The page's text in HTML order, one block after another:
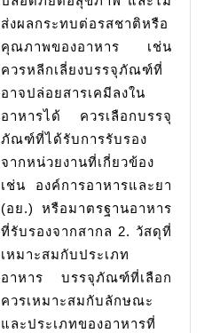
ส่งผลกระทบต่อรสชาติหรือ
คุณภาพของอาหาร เช่น
ควรหลีกเลี่ยงบรรจุภัณฑ์ที่
อาจปล่อยสารเคมีลงใน
อาหารได้ ควรเลือกบรรจุ
ภัณฑ์ที่ได้รับการรับรอง
จากหน่วยงานที่เกี่ยวข้อง
เช่น องค์การอาหารและยา
(อย.) หรือมาตรฐานอาหาร
ที่รับรองจากสากล 2. วัสดุที่
เหมาะสมกับประเภท
อาหาร บรรจุภัณฑ์ที่เลือก
ควรเหมาะสมกับลักษณะ
และประเภทของอาหารที่